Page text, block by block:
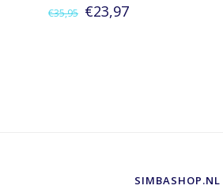
€35,95 €23,97
SIMBASHOP.NL